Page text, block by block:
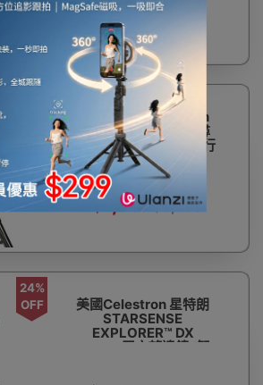
$1,880
美國星特朗 Celestron
NEXSTAR 6SE 自動尋
星跟踪天文望遠鏡 | 平行
進口版本 - 訂購產品
$7,561$8,250
24%
OFF
美國Celestron 星特朗
STARSENSE
EXPLORER™ DX
130AZ 天文望遠鏡 (智